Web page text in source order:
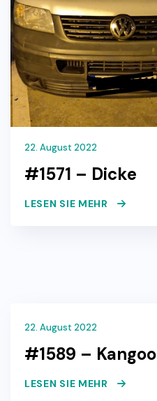
22. August 2022
#1571 – Dicke
LESEN SIE MEHR
22. August 2022
#1589 – Kangoo
LESEN SIE MEHR